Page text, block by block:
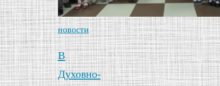
новости
В
Духовно-